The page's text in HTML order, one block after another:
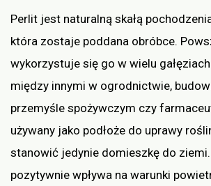
Perlit jest naturalną skałą
która zostaje poddana obróbce.
wykorzystuje się go w wielu
między innymi w ogrodnictwie,
przemyśle spożywczym czy
używany jako podłoże do uprawy
stanowić jedynie domieszkę do
pozytywnie wpływa na warunki